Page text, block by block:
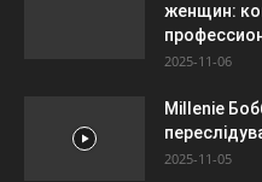
женщин:
2025-11-06
Millenie
2025-11-05